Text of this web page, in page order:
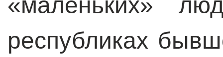
республиках